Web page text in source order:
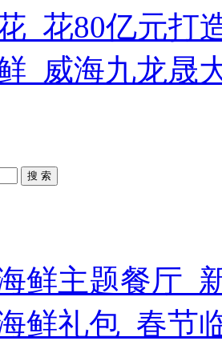
_花80亿元打
_威海九龙晟
搜 索
鲜主题餐厅_
鲜礼包_春节